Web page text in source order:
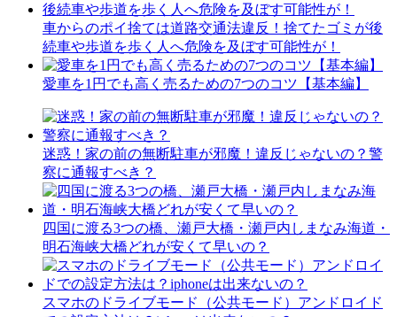
車からのポイ捨ては道路交通法違反！捨てたゴミが後
続車や歩道を歩く人へ危険を及ぼす可能性が！
愛車を1円でも高く売るための7つのコツ【基本編】
迷惑！家の前の無断駐車が邪魔！違反じゃないの？警
察に通報すべき？
四国に渡る3つの橋、瀬戸大橋・瀬戸内しまなみ海道・
明石海峡大橋どれが安くて早いの？
スマホのドライブモード（公共モード）アンドロイド